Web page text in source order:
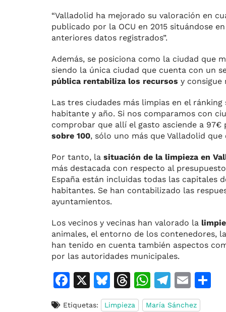
“Valladolid ha mejorado su valoración en
publicado por la OCU en 2015 situándose
anteriores datos registrados”.
Además, se posiciona como la ciudad que
siendo la única ciudad que cuenta con un
pública rentabiliza los recursos y consigue
Las tres ciudades más limpias en el
habitante y año. Si nos comparamos con
comprobar que allí el gasto asciende a
sobre 100, sólo uno más que Valladolid
Por tanto, la situación de la limpieza en
más destacada con respecto al
España están incluidas todas las capitales
habitantes. Se han contabilizado las
ayuntamientos.
Los vecinos y vecinas han valorado la
animales, el entorno de los contenedores,
han tenido en cuenta también aspectos
por las autoridades municipales.
F
X
Bl
u
T
h
W
h
T
el
E
m
Etiquetas: Limpieza María Sánchez